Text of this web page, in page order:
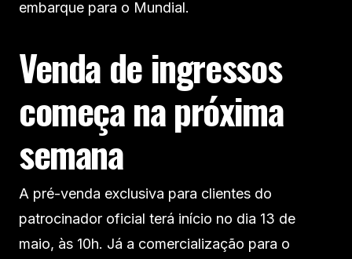
embarque para o Mundial.
Venda de ingressos
começa na próxima
semana
A pré-venda exclusiva para clientes do
patrocinador oficial terá início no dia 13 de
maio, às 10h. Já a comercialização para o